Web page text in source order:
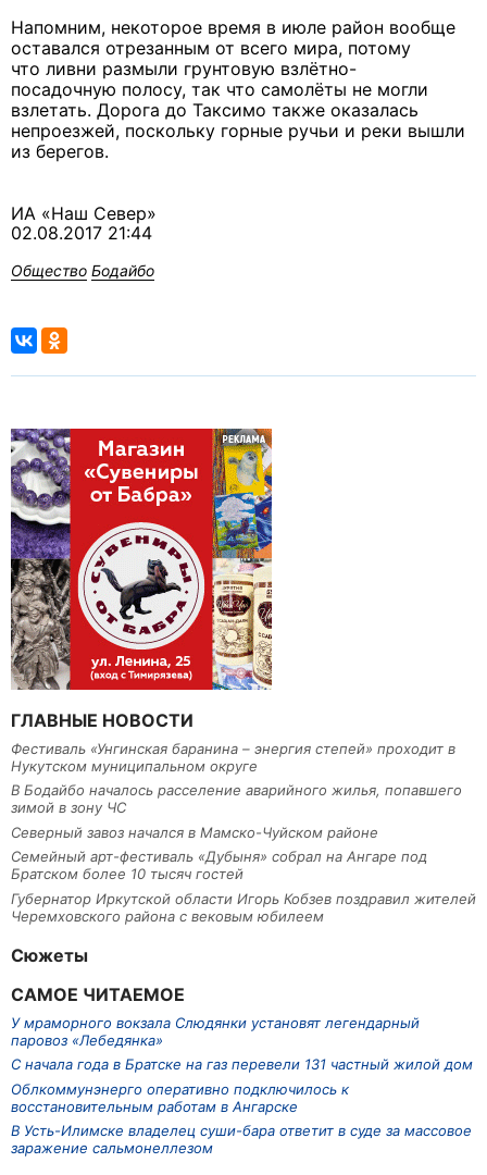
Напомним, некоторое время в июле район вообще
оставался отрезанным от всего мира, потому
что ливни размыли грунтовую взлётно-
посадочную полосу, так что самолёты не могли
взлетать. Дорога до Таксимо также оказалась
непроезжей, поскольку горные ручьи и реки вышли
из берегов.
ИА «Наш Север»
02.08.2017 21:44
Общество Бодайбо
ГЛАВНЫЕ НОВОСТИ
Фестиваль «Унгинская баранина – энергия степей» проходит в
Нукутском муниципальном округе
В Бодайбо началось расселение аварийного жилья, попавшего
зимой в зону ЧС
Северный завоз начался в Мамско-Чуйском районе
Семейный арт-фестиваль «Дубыня» собрал на Ангаре под
Братском более 10 тысяч гостей
Губернатор Иркутской области Игорь Кобзев поздравил жителей
Черемховского района с вековым юбилеем
Сюжеты
САМОЕ ЧИТАЕМОЕ
У мраморного вокзала Слюдянки установят легендарный
паровоз «Лебедянка»
С начала года в Братске на газ перевели 131 частный жилой дом
Облкоммунэнерго оперативно подключилось к
восстановительным работам в Ангарске
В Усть-Илимске владелец суши-бара ответит в суде за массовое
заражение сальмонеллезом